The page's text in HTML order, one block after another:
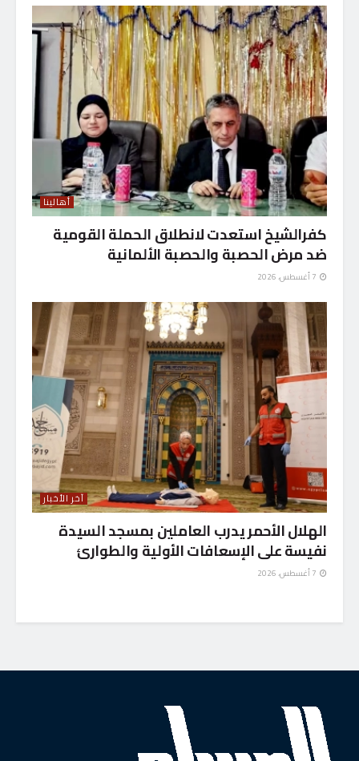
أهالينا
كفرالشيخ استعدت لانطلاق الحملة القومية
ضد مرض الحصبة والحصبة الألمانية
آخر الأخبار
الهلال الأحمر يدرب العاملين بمسجد السيدة
نفيسة على الإسعافات الأولية والطوارئ